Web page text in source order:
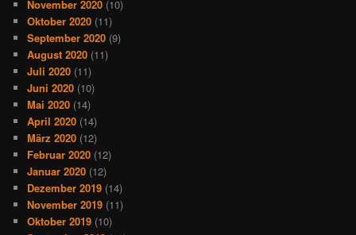
November 2020 (10)
Oktober 2020 (11)
September 2020 (9)
August 2020 (11)
Juli 2020 (11)
Juni 2020 (10)
Mai 2020 (14)
April 2020 (14)
März 2020 (12)
Februar 2020 (12)
Januar 2020 (12)
Dezember 2019 (14)
November 2019 (11)
Oktober 2019 (10)